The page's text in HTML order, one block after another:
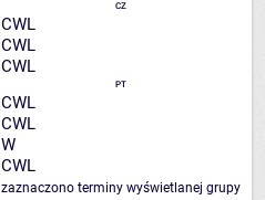
CZ
CWL
CWL
CWL
PT
CWL
CWL
W
CWL
zaznaczono terminy wyświetlanej grupy